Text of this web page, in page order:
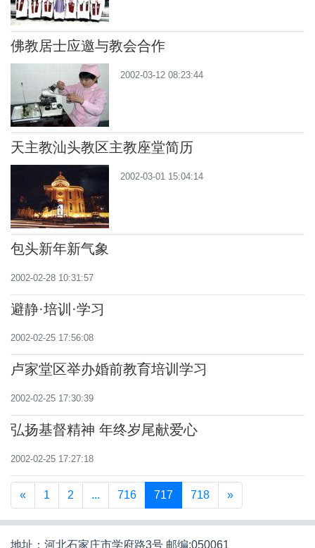
佛教居士应邀与教会合作
2002-03-12 08:23:44
天主教汕头教区主教座堂简历
2002-03-01 15:04:14
包头新年新气象
2002-02-28 10:31:57
避静·培训·学习
2002-02-25 17:56:08
卢家堂区举办婚前教育培训学习
2002-02-25 17:30:39
弘扬基督精神 年终岁尾献爱心
2002-02-25 17:27:18
« 1 2 ... 716 717 718 »
地址：河北石家庄市学府路3号 邮编:050061